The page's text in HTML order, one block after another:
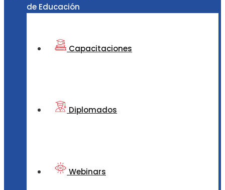
de Educación
Capacitaciones
Diplomados
Webinars